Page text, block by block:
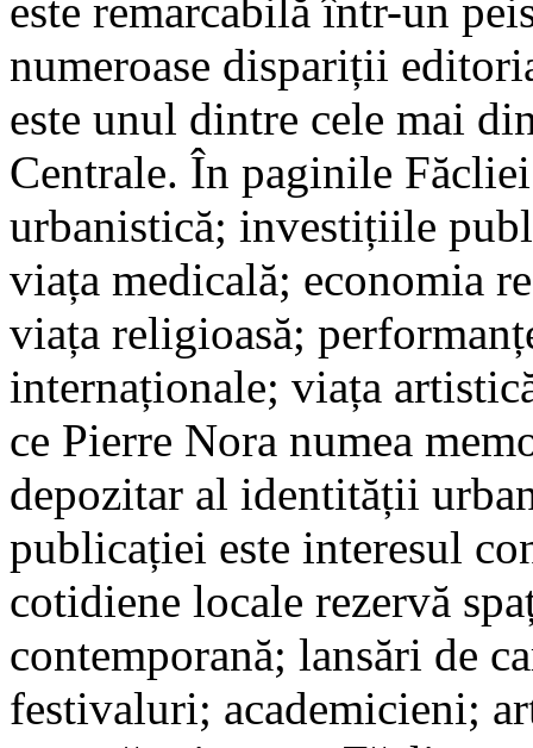
este remarcabilă într-un
numeroase dispariții
este unul dintre cele mai
Centrale. În paginile
urbanistică; investițiile
viața medicală; economia
viața religioasă;
internaționale; viața
ce Pierre Nora numea
depozitar al identității
publicației este interesul
cotidiene locale rezervă
contemporană; lansări de
festivaluri; academicieni;